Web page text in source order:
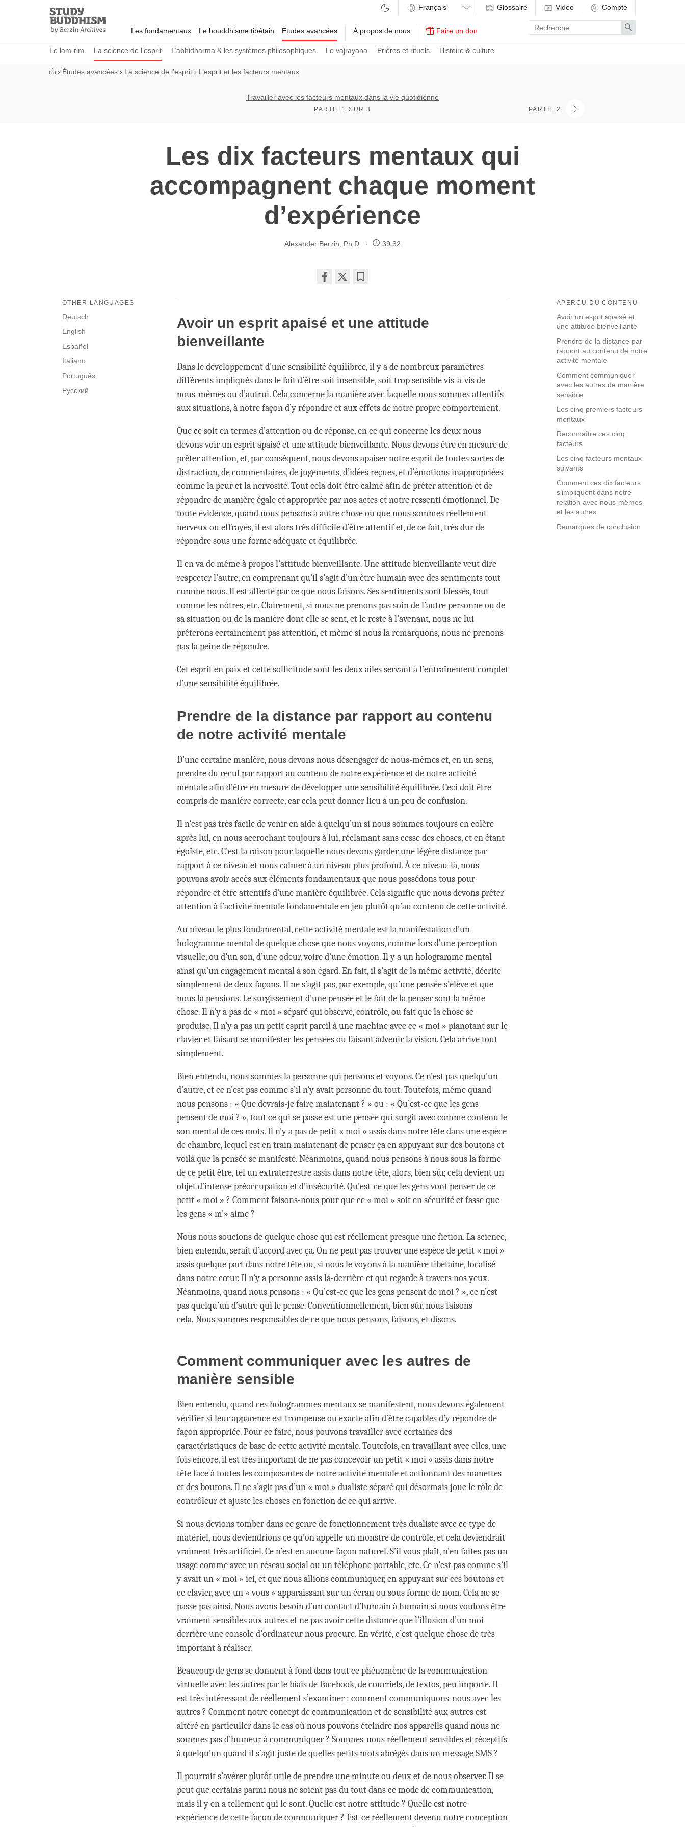
Study
Buddhism
Home
Les fondamentaux Le bouddhisme tibétain Études avancées
Le lam-rim La science de l’esprit L’abhidharma & les systèmes philosophiques Le vajrayana Prières et rituels Histoire & culture
À propos de nous Faire un don
Glossaire Video Compte
Enter
search
term
Search
› Études avancées › La science de l’esprit › L’esprit et les facteurs mentaux
Travailler avec les facteurs mentaux dans la vie quotidienne
PARTIE 1 SUR 3 PARTIE 2
Les dix facteurs mentaux qui
accompagnent chaque moment
d’expérience
Alexander Berzin, Ph.D. 39:32
on
facebook
APERÇU DU CONTENU
Avoir un esprit apaisé et
une attitude bienveillante
Prendre de la distance par
rapport au contenu de notre
activité mentale
Comment communiquer
avec les autres de manière
sensible
Les cinq premiers facteurs
mentaux
Reconnaître ces cinq
facteurs
Les cinq facteurs mentaux
suivants
Comment ces dix facteurs
s’impliquent dans notre
relation avec nous-mêmes
et les autres
Remarques de conclusion
OTHER LANGUAGES
Deutsch
English
Español
Italiano
Português
Русский
Avoir un esprit apaisé et une attitude
bienveillante
Dans le développement d’une sensibilité équilibrée, il y a de nombreux paramètres
différents impliqués dans le fait d’être soit insensible, soit trop sensible vis-à-vis de
nous-mêmes ou d’autrui. Cela concerne la manière avec laquelle nous sommes attentifs
aux situations, à notre façon d’y répondre et aux effets de notre propre comportement.
Que ce soit en termes d’attention ou de réponse, en ce qui concerne les deux nous
devons voir un esprit apaisé et une attitude bienveillante. Nous devons être en mesure de
prêter attention, et, par conséquent, nous devons apaiser notre esprit de toutes sortes de
distraction, de commentaires, de jugements, d’idées reçues, et d’émotions inappropriées
comme la peur et la nervosité. Tout cela doit être calmé afin de prêter attention et de
répondre de manière égale et appropriée par nos actes et notre ressenti émotionnel. De
toute évidence, quand nous pensons à autre chose ou que nous sommes réellement
nerveux ou effrayés, il est alors très difficile d’être attentif et, de ce fait, très dur de
répondre sous une forme adéquate et équilibrée.
Il en va de même à propos l’attitude bienveillante. Une attitude bienveillante veut dire
respecter l’autre, en comprenant qu’il s’agit d’un être humain avec des sentiments tout
comme nous. Il est affecté par ce que nous faisons. Ses sentiments sont blessés, tout
comme les nôtres, etc. Clairement, si nous ne prenons pas soin de l’autre personne ou de
sa situation ou de la manière dont elle se sent, et le reste à l’avenant, nous ne lui
prêterons certainement pas attention, et même si nous la remarquons, nous ne prenons
pas la peine de répondre.
Cet esprit en paix et cette sollicitude sont les deux ailes servant à l’entraînement complet
d’une sensibilité équilibrée.
Prendre de la distance par rapport au contenu
de notre activité mentale
D’une certaine manière, nous devons nous désengager de nous-mêmes et, en un sens,
prendre du recul par rapport au contenu de notre expérience et de notre activité
mentale afin d’être en mesure de développer une sensibilité équilibrée. Ceci doit être
compris de manière correcte, car cela peut donner lieu à un peu de confusion.
Il n’est pas très facile de venir en aide à quelqu’un si nous sommes toujours en colère
après lui, en nous accrochant toujours à lui, réclamant sans cesse des choses, et en étant
égoïste, etc. C’est la raison pour laquelle nous devons garder une légère distance par
rapport à ce niveau et nous calmer à un niveau plus profond. À ce niveau-là, nous
pouvons avoir accès aux éléments fondamentaux que nous possédons tous pour
répondre et être attentifs d’une manière équilibrée. Cela signifie que nous devons prêter
attention à l’activité mentale fondamentale en jeu plutôt qu’au contenu de cette activité.
Au niveau le plus fondamental, cette activité mentale est la manifestation d’un
hologramme mental de quelque chose que nous voyons, comme lors d’une perception
visuelle, ou d’un son, d’une odeur, voire d’une émotion. Il y a un hologramme mental
ainsi qu’un engagement mental à son égard. En fait, il s’agit de la même activité, décrite
simplement de deux façons. Il ne s’agit pas, par exemple, qu’une pensée s’élève et que
nous la pensions. Le surgissement d’une pensée et le fait de la penser sont la même
chose. Il n’y a pas de « moi » séparé qui observe, contrôle, ou fait que la chose se
produise. Il n’y a pas un petit esprit pareil à une machine avec ce « moi » pianotant sur le
clavier et faisant se manifester les pensées ou faisant advenir la vision. Cela arrive tout
simplement.
Bien entendu, nous sommes la personne qui pensons et voyons. Ce n’est pas quelqu’un
d’autre, et ce n’est pas comme s’il n’y avait personne du tout. Toutefois, même quand
nous pensons : « Que devrais-je faire maintenant ? » ou : « Qu’est-ce que les gens
pensent de moi ? », tout ce qui se passe est une pensée qui surgit avec comme contenu le
son mental de ces mots. Il n’y a pas de petit « moi » assis dans notre tête dans une espèce
de chambre, lequel est en train maintenant de penser ça en appuyant sur des boutons et
voilà que la pensée se manifeste. Néanmoins, quand nous pensons à nous sous la forme
de ce petit être, tel un extraterrestre assis dans notre tête, alors, bien sûr, cela devient un
objet d’intense préoccupation et d’insécurité. Qu’est-ce que les gens vont penser de ce
petit « moi » ? Comment faisons-nous pour que ce « moi » soit en sécurité et fasse que
les gens « m’» aime ?
Nous nous soucions de quelque chose qui est réellement presque une fiction. La science,
bien entendu, serait d’accord avec ça. On ne peut pas trouver une espèce de petit « moi »
assis quelque part dans notre tête ou, si nous le voyons à la manière tibétaine, localisé
dans notre cœur. Il n’y a personne assis là-derrière et qui regarde à travers nos yeux.
Néanmoins, quand nous pensons : « Qu’est-ce que les gens pensent de moi ? », ce n’est
pas quelqu’un d’autre qui le pense. Conventionnellement, bien sûr, nous faisons
cela. Nous sommes responsables de ce que nous pensons, faisons, et disons.
Comment communiquer avec les autres de
manière sensible
Bien entendu, quand ces hologrammes mentaux se manifestent, nous devons également
vérifier si leur apparence est trompeuse ou exacte afin d’être capables d’y répondre de
façon appropriée. Pour ce faire, nous pouvons travailler avec certaines des
caractéristiques de base de cette activité mentale. Toutefois, en travaillant avec elles, une
fois encore, il est très important de ne pas concevoir un petit « moi » assis dans notre
tête face à toutes les composantes de notre activité mentale et actionnant des manettes
et des boutons. Il ne s’agit pas d’un « moi » dualiste séparé qui désormais joue le rôle de
contrôleur et ajuste les choses en fonction de ce qui arrive.
Si nous devions tomber dans ce genre de fonctionnement très dualiste avec ce type de
matériel, nous deviendrions ce qu’on appelle un monstre de contrôle, et cela deviendrait
vraiment très artificiel. Ce n’est en aucune façon naturel. S’il vous plaît, n’en faites pas un
usage comme avec un réseau social ou un téléphone portable, etc. Ce n’est pas comme s’il
y avait un « moi » ici, et que nous allions communiquer, en appuyant sur ces boutons et
ce clavier, avec un « vous » apparaissant sur un écran ou sous forme de nom. Cela ne se
passe pas ainsi. Nous avons besoin d’un contact d’humain à humain si nous voulons être
vraiment sensibles aux autres et ne pas avoir cette distance que l’illusion d’un moi
derrière une console d’ordinateur nous procure. En vérité, c’est quelque chose de très
important à réaliser.
Beaucoup de gens se donnent à fond dans tout ce phénomène de la communication
virtuelle avec les autres par le biais de Facebook, de courriels, de textos, peu importe. Il
est très intéressant de réellement s’examiner : comment communiquons-nous avec les
autres ? Comment notre concept de communication et de sensibilité aux autres est
altéré en particulier dans le cas où nous pouvons éteindre nos appareils quand nous ne
sommes pas d’humeur à communiquer ? Sommes-nous réellement sensibles et réceptifs
à quelqu’un quand il s’agit juste de quelles petits mots abrégés dans un message SMS ?
Il pourrait s’avérer plutôt utile de prendre une minute ou deux et de nous observer. Il se
peut que certains parmi nous ne soient pas du tout dans ce mode de communication,
mais il y en a tellement qui le sont. Quelle est notre attitude ? Quelle est notre
expérience de cette façon de communiquer ? Est-ce réellement devenu notre conception